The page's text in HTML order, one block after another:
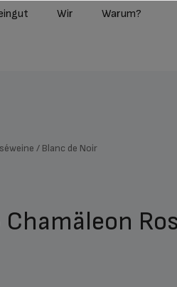
springen
Wir Warum?
/ Blanc de Noir
Chamäleon